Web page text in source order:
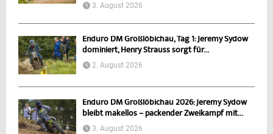
3. August 2026
Enduro DM Großlöbichau, Tag 1: Jeremy Sydow
dominiert, Henry Strauss sorgt für...
2. August 2026
Enduro DM Großlöbichau 2026: Jeremy Sydow
bleibt makellos – packender Zweikampf mit...
3. August 2026